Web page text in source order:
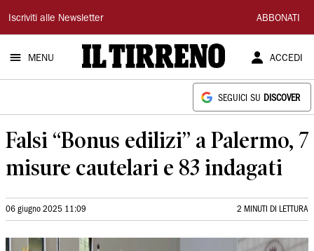
Il
Tirreno
Iscriviti alle Newsletter ABBONATI
MENU ACCEDI
SEGUICI SU DISCOVER
Falsi “Bonus edilizi” a Palermo, 7
misure cautelari e 83 indagati
06 giugno 2025 11:09 2 MINUTI DI LETTURA